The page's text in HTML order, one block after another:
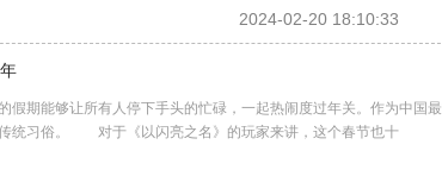
2024-02-20 18:10:33
期能够让所有人停下手头的忙碌，一起热闹度过年关。作为中国
统习俗。 对于《以闪亮之名》的玩家来讲，这个春节也十